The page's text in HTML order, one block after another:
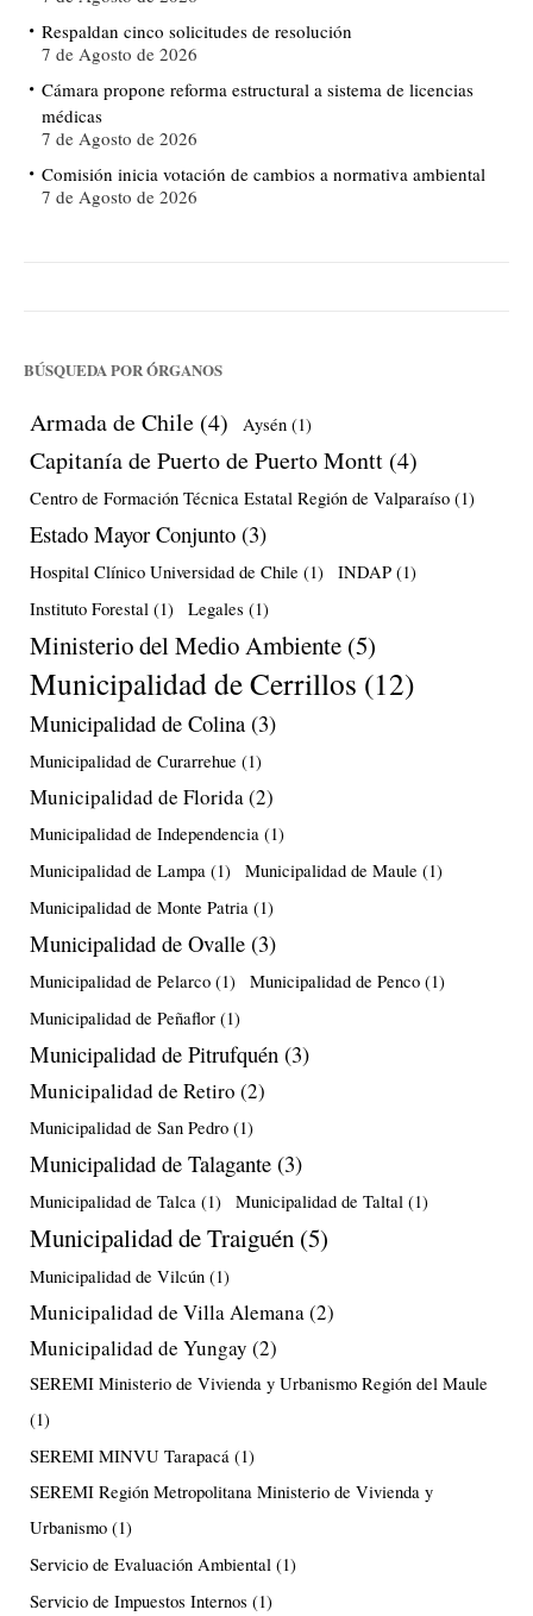
Respaldan cinco solicitudes de resolución
7 de Agosto de 2026
Cámara propone reforma estructural a sistema de licencias
médicas
7 de Agosto de 2026
Comisión inicia votación de cambios a normativa ambiental
7 de Agosto de 2026
BÚSQUEDA POR ÓRGANOS
Armada de Chile (4) Aysén (1)
Capitanía de Puerto de Puerto Montt (4)
Centro de Formación Técnica Estatal Región de Valparaíso (1)
Estado Mayor Conjunto (3)
Hospital Clínico Universidad de Chile (1) INDAP (1)
Instituto Forestal (1) Legales (1)
Ministerio del Medio Ambiente (5)
Municipalidad de Cerrillos (12)
Municipalidad de Colina (3)
Municipalidad de Curarrehue (1)
Municipalidad de Florida(2)
Municipalidad de Independencia (1)
Municipalidad de Lampa (1) Municipalidad de Maule (1)
Municipalidad de Monte Patria (1)
Municipalidad de Ovalle (3)
Municipalidad de Pelarco (1) Municipalidad de Penco (1)
Municipalidad de Peñaflor (1)
Municipalidad de Pitrufquén (3)
Municipalidad de Retiro (2)
Municipalidad de San Pedro (1)
Municipalidad de Talagante (3)
Municipalidad de Talca (1) Municipalidad de Taltal (1)
Municipalidad de Traiguén (5)
Municipalidad de Vilcún (1)
Municipalidad de Villa Alemana(2)
Municipalidad de Yungay (2)
SEREMI Ministerio de Vivienda y Urbanismo Región del Maule
(1)
SEREMI MINVU Tarapacá (1)
SEREMI Región Metropolitana Ministerio de Vivienda y
Urbanismo (1)
Servicio de Evaluación Ambiental (1)
Servicio de Impuestos Internos (1)